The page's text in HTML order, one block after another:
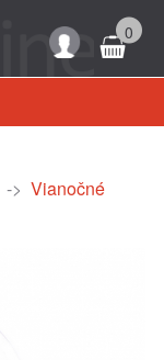
0
> Vianočné